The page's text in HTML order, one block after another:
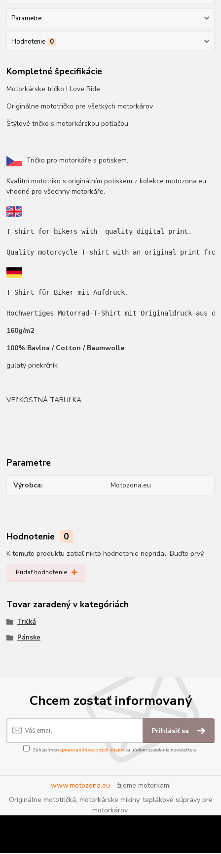
Parametre
Hodnotenie 0
Kompletné špecifikácie
Motorkárske tričko I Love Ride
Originálne mototričko pre všetkých motorkárov
Štýlové tričko s motorkárskou potlačou.
Tričko pro motorkáře s potiskem.
Kvalitní mototriko s originálním potiskem z kolekce motozona.eu
vhodné pro všechny motorkáře.
T-shirt for bikers with  quality digital print.
Quality motorcycle T-shirt with an original print
T-Shirt für Biker mit Aufdruck.
Hochwertiges Motorrad-T-Shirt mit Originaldruck aus
160g/m2
100% Bavlna / Cotton / Baumwolle
guľatý priekrčník
VEĽKOSTNÁ TABUĽKA:
Parametre
Výrobca Motozona.eu
Hodnotenie 0
K tomuto produktu zatiaľ nikto hodnotenie nepridal. Buďte prvý.
Pridať hodnotenie
Tovar zaradený v kategóriách
Tričká
Pánske
Chcem zostať informovaný
Prihlásiť sa
Súhlasím sospracovaním osobných údajov za účelom zasielania newslettera.
www.motozona.eu - žijeme motorkami
Originálne mototričká, motorkárske mikiny, teplákové súpravy pre
motorkárov.